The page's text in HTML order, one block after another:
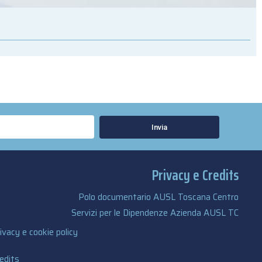
Invia
Privacy e Credits
Polo documentario AUSL Toscana Centro
Servizi per le Dipendenze Azienda AUSL TC
e cookie policy